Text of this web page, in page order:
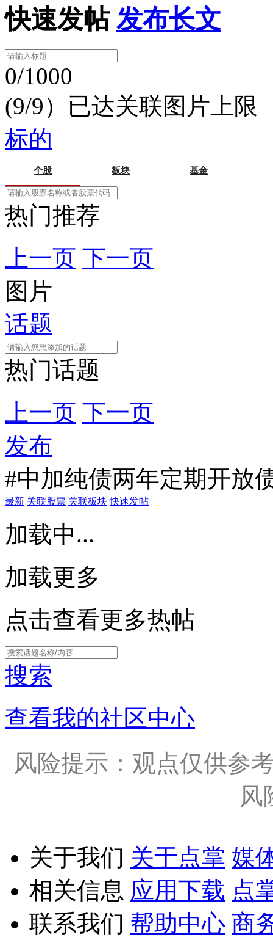
快速发帖 发布长文
0/1000
(9/9）已达关联图片上限
标的
个股 板块 基金
热门推荐
上一页 下一页
图片
话题
热门话题
上一页 下一页
发布
#中加纯债两年定期开放
最新 关联股票 关联板块 快速发帖
加载中...
加载更多
点击查看更多热帖
搜索
查看我的社区中心
风险提示：观点仅供参
风
关于我们 关于点掌 媒
相关信息 应用下载 点
联系我们 帮助中心 商